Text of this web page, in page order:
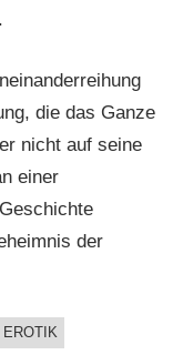
die das Ganze
nicht auf seine
einer
der
EROTIK